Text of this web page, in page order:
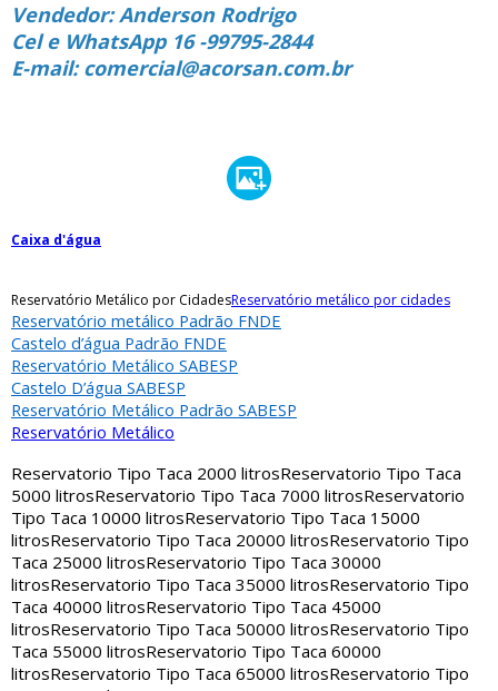
Vendedor: Anderson Rodrigo
Cel e WhatsApp 16 -99795-2844
E-mail: comercial@acorsan.com.br
Caixa d'água
Reservatório Metálico por CidadesReservatório metálico por cidades
Reservatório metálico Padrão FNDE
Castelo d’água Padrão FNDE
Reservatório Metálico SABESP
Castelo D’água SABESP
Reservatório Metálico Padrão SABESP
Reservatório Metálico
Reservatorio Tipo Taca 2000 litrosReservatorio Tipo Taca
5000 litrosReservatorio Tipo Taca 7000 litrosReservatorio
Tipo Taca 10000 litrosReservatorio Tipo Taca 15000
litrosReservatorio Tipo Taca 20000 litrosReservatorio Tipo
Taca 25000 litrosReservatorio Tipo Taca 30000
litrosReservatorio Tipo Taca 35000 litrosReservatorio Tipo
Taca 40000 litrosReservatorio Tipo Taca 45000
litrosReservatorio Tipo Taca 50000 litrosReservatorio Tipo
Taca 55000 litrosReservatorio Tipo Taca 60000
litrosReservatorio Tipo Taca 65000 litrosReservatorio Tipo